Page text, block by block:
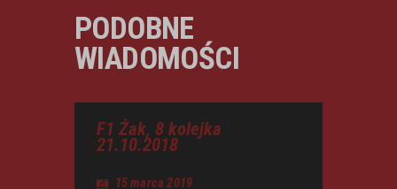
PODOBNE
WIADOMOŚCI
F1 Żak, 8 kolejka
21.10.2018
15 marca 2019